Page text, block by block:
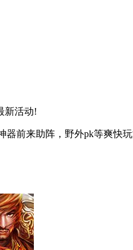
新活动!
前来助阵，野外pk等爽快